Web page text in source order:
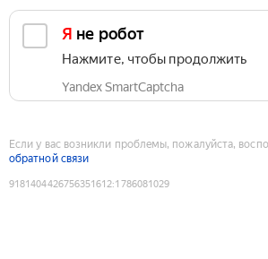
Я не робот
Нажмите, чтобы продолжить
Yandex SmartCaptcha
Если у вас возникли проблемы, пожалуйста,
обратной связи
9181404426756351612:1786081029